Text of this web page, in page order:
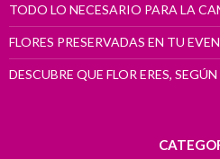
TODO LO NECESARIO PARA LA
FLORES PRESERVADAS EN TU
DESCUBRE QUE FLOR ERES,